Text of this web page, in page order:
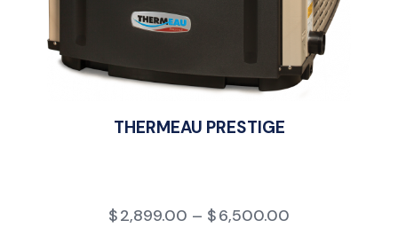
THERMEAU PRESTIGE
$2,899.00 – $6,500.00